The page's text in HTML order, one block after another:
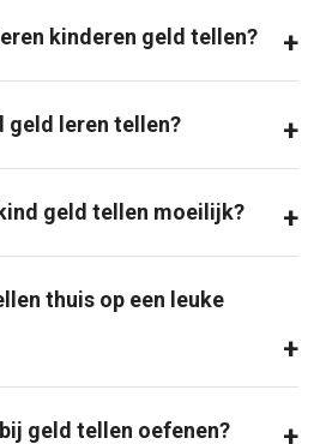
kinderen geld tellen?
geld leren tellen?
geld tellen moeilijk?
thuis op een leuke
geld tellen oefenen?